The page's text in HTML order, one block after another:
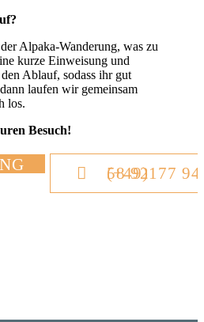
Alpaka-Wanderung, was zu
kurze Einweisung und
Ablauf, sodass ihr gut
laufen wir gemeinsam
los.
Besuch!
(+49)177 941 58 92